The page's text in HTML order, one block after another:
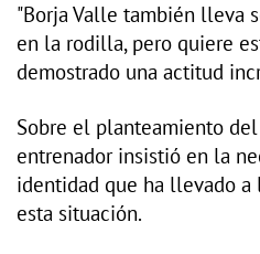
"Borja Valle también lleva
en la rodilla, pero quiere
demostrado una actitud
Sobre el planteamiento
entrenador insistió en la
identidad que ha llevado a
esta situación.